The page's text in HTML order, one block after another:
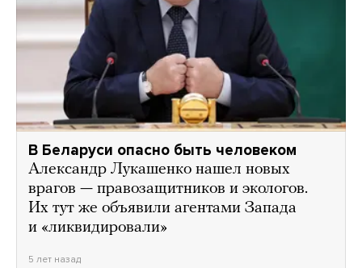
В Беларуси опасно быть человеком
Александр Лукашенко нашел новых
врагов — правозащитников и экологов.
Их тут же объявили агентами Запада
и «ликвидировали»
5 лет назад